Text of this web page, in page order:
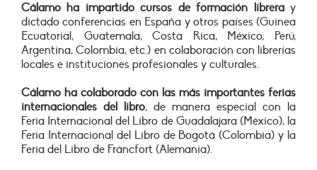
Cálamo ha impartido cursos de formación librera y
dictado conferencias en España y otros países (Guinea
Ecuatorial, Guatemala, Costa Rica, México, Perú,
Argentina, Colombia, etc.) en colaboración con librerías
locales e instituciones profesionales y culturales.
Cálamo ha colaborado con las más importantes ferias
internacionales del libro, de manera especial con la
Feria Internacional del Libro de Guadalajara (México), la
Feria Internacional del Libro de Bogotá (Colombia) y la
Feria del Libro de Fráncfort (Alemania).